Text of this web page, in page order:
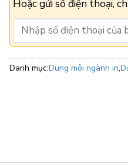
Hoặc gửi số điện thoại,
Danh mục:Dung môi ngành in,